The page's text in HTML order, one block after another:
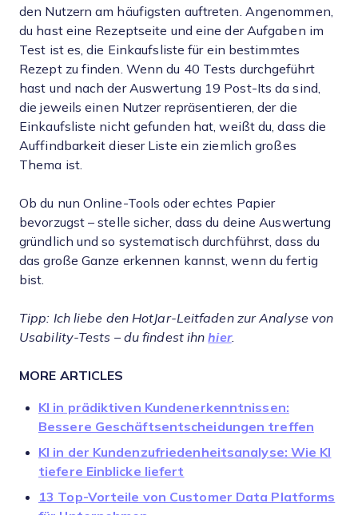
den Nutzern am häufigsten auftreten. Angenommen,
du hast eine Rezeptseite und eine der Aufgaben im
Test ist es, die Einkaufsliste für ein bestimmtes
Rezept zu finden. Wenn du 40 Tests durchgeführt
hast und nach der Auswertung 19 Post-Its da sind,
die jeweils einen Nutzer repräsentieren, der die
Einkaufsliste nicht gefunden hat, weißt du, dass die
Auffindbarkeit dieser Liste ein ziemlich großes
Thema ist.
Ob du nun Online-Tools oder echtes Papier
bevorzugst – stelle sicher, dass du deine Auswertung
gründlich und so systematisch durchführst, dass du
das große Ganze erkennen kannst, wenn du fertig
bist.
Tipp: Ich liebe den HotJar-Leitfaden zur Analyse von
Usability-Tests – du findest ihnhier.
MORE ARTICLES
KI in prädiktiven Kundenerkenntnissen:
Bessere Geschäftsentscheidungen treffen
KI in der Kundenzufriedenheitsanalyse: Wie KI
tiefere Einblicke liefert
13 Top-Vorteile von Customer Data Platforms